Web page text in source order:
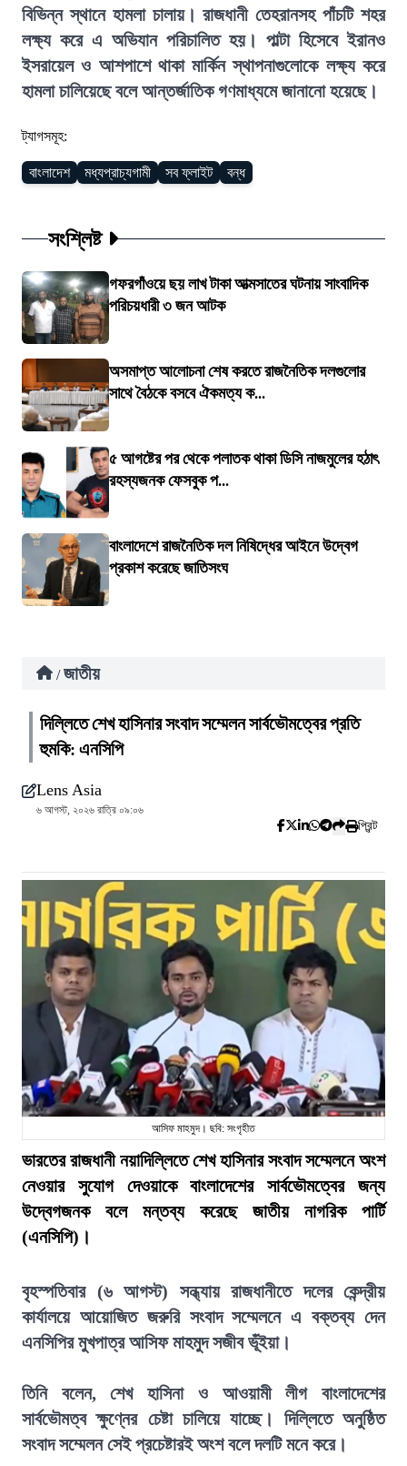
বিভিন্ন স্থানে হামলা চালায়। রাজধানী তেহরানসহ পাঁচটি শহর
লক্ষ্য করে এ অভিযান পরিচালিত হয়। পাল্টা হিসেবে ইরানও
ইসরায়েল ও আশপাশে থাকা মার্কিন স্থাপনাগুলোকে লক্ষ্য করে
হামলা চালিয়েছে বলে আন্তর্জাতিক গণমাধ্যমে জানানো হয়েছে।
ট্যাগসমূহ:
বাংলাদেশ মধ্যপ্রাচ্যগামী সব ফ্লাইট বন্ধ
সংশ্লিষ্ট
গফরগাঁওয়ে ছয় লাখ টাকা আত্মসাতের ঘটনায় সাংবাদিক
পরিচয়ধারী ৩ জন আটক
অসমাপ্ত আলোচনা শেষ করতে রাজনৈতিক দলগুলোর
সাথে বৈঠকে বসবে ঐকমত্য ক...
৫ আগষ্টের পর থেকে পলাতক থাকা ডিসি নাজমুলের হঠাৎ
রহস্যজনক ফেসবুক প...
বাংলাদেশে রাজনৈতিক দল নিষিদ্ধের আইনে উদ্বেগ
প্রকাশ করেছে জাতিসংঘ
/ জাতীয়
দিল্লিতে শেখ হাসিনার সংবাদ সম্মেলন সার্বভৌমত্বের প্রতি
হুমকি: এনসিপি
Lens Asia
৬ আগস্ট, ২০২৬ রাত্রি ০৯:০৬
প্রিন্ট
আসিফ মাহমুদ। ছবি: সংগৃহীত
ভারতের রাজধানী নয়াদিল্লিতে শেখ হাসিনার সংবাদ সম্মেলনে অংশ
নেওয়ার সুযোগ দেওয়াকে বাংলাদেশের সার্বভৌমত্বের জন্য
উদ্বেগজনক বলে মন্তব্য করেছে জাতীয় নাগরিক পার্টি
(এনসিপি)।
বৃহস্পতিবার (৬ আগস্ট) সন্ধ্যায় রাজধানীতে দলের কেন্দ্রীয়
কার্যালয়ে আয়োজিত জরুরি সংবাদ সম্মেলনে এ বক্তব্য দেন
এনসিপির মুখপাত্র আসিফ মাহমুদ সজীব ভূঁইয়া।
তিনি বলেন, শেখ হাসিনা ও আওয়ামী লীগ বাংলাদেশের
সার্বভৌমত্ব ক্ষুণ্নের চেষ্টা চালিয়ে যাচ্ছে। দিল্লিতে অনুষ্ঠিত
সংবাদ সম্মেলন সেই প্রচেষ্টারই অংশ বলে দলটি মনে করে।